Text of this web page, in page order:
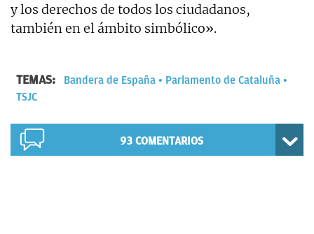
y los derechos de todos los ciudadanos,
también en el ámbito simbólico».
TEMAS: Bandera de España
Parlamento de Cataluña
TSJC
93 COMENTARIOS